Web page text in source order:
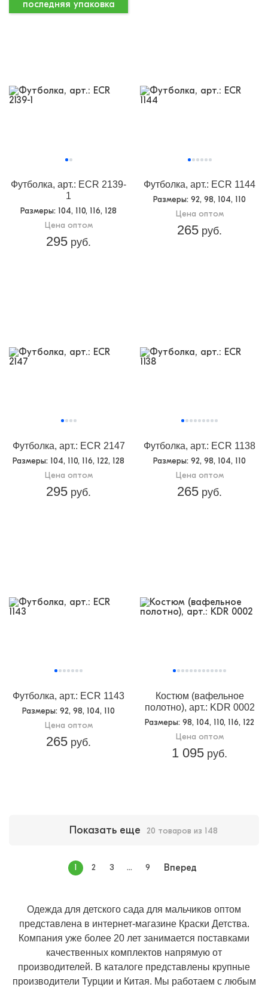
последняя упаковка
Футболка, арт.: ECR 2139-
1
Размеры: 104, 110, 116, 128
Цена оптом
295 руб.
Футболка, арт.: ECR 1144
Размеры: 92, 98, 104, 110
Цена оптом
265 руб.
Футболка, арт.: ECR 2147
Размеры: 104, 110, 116, 122, 128
Цена оптом
295 руб.
Футболка, арт.: ECR 1138
Размеры: 92, 98, 104, 110
Цена оптом
265 руб.
Футболка, арт.: ECR 1143
Размеры: 92, 98, 104, 110
Цена оптом
265 руб.
Костюм (вафельное
полотно), арт.: KDR 0002
Размеры: 98, 104, 110, 116, 122
Цена оптом
1 095 руб.
Показать еще 20 товаров из 148
1 2 3 ... 9 Вперед
Одежда для детского сада для мальчиков оптом
представлена в интернет-магазине Краски Детства.
Компания уже более 20 лет занимается поставками
качественных комплектов напрямую от
производителей. В каталоге представлены крупные
производители Турции и Китая. Мы работаем с любым